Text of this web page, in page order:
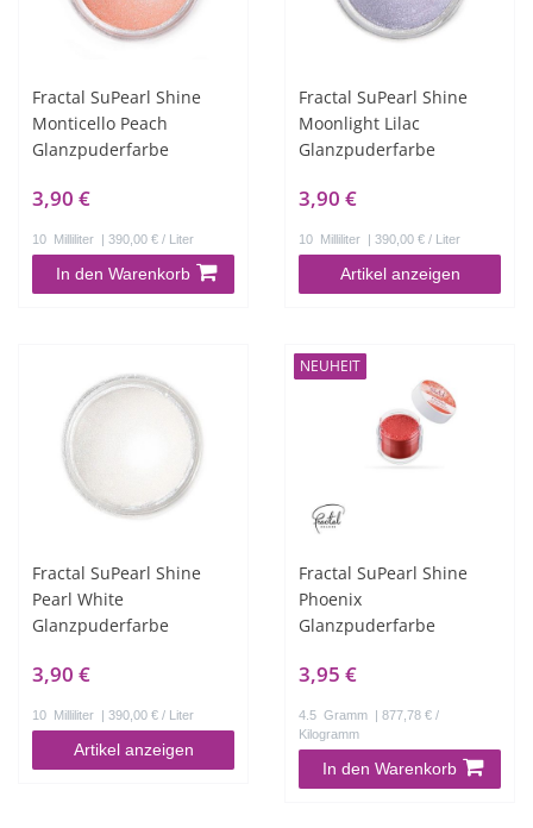
Fractal SuPearl Shine
Monticello Peach
Glanzpuderfarbe
3,90 €
10 Milliliter | 390,00 € / Liter
In den Warenkorb
Fractal SuPearl Shine
Moonlight Lilac
Glanzpuderfarbe
3,90 €
10 Milliliter | 390,00 € / Liter
Artikel anzeigen
Fractal SuPearl Shine
Pearl White
Glanzpuderfarbe
3,90 €
10 Milliliter | 390,00 € / Liter
Artikel anzeigen
NEUHEIT
Fractal SuPearl Shine
Phoenix
Glanzpuderfarbe
3,95 €
4.5 Gramm
| 877,78 € /
Kilogramm
In den Warenkorb